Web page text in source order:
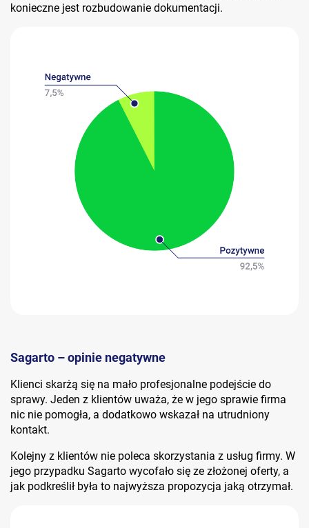
konieczne jest rozbudowanie dokumentacji.
Sagarto – opinie negatywne
Klienci skarżą się na mało profesjonalne podejście do
sprawy. Jeden z klientów uważa, że w jego sprawie firma
nic nie pomogła, a dodatkowo wskazał na utrudniony
kontakt.
Kolejny z klientów nie poleca skorzystania z usług firmy. W
jego przypadku Sagarto wycofało się ze złożonej oferty, a
jak podkreślił była to najwyższa propozycja jaką otrzymał.